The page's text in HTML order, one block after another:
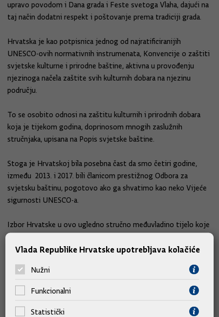
upravo povodom i Dana grada i Feste svetoga Vlaha, dajući na
taj način dodatni respekt i poštovanje prema tradiciji grada.
Hrvatska je kao potpisnica jednog od najratificiranijih
UNESCO-ovih normativnih instrumenata, Konvencije o zaštiti
svjetske kulturne i prirodne baštine, aktivna u provođenju
njezinoga načela zaštite svih kulturnih dobara na njezinu
području.
To se osobito odnosi na zaštitu kulturnih i prirodnih dobara
koja je tijekom godina, doprinosom mnogih zaslužnih
stručnjaka, upisana na Popis svjetske baštine.
Stoga je Hrvatskoj bila posebna čast da smo četiri godine,
između 2013. i 2017. bili članicom prestižnog Odbora za
svjetsku baštinu, pogotovo ako ga shvatimo kao neko Vijeće
sigurnosti UNESCO-a.
Izbor Hrvatske u ovo ugledno stručno međuvladino tijelo koje
odlučuje o baštini svijeta bila je potvrda naše izvrsnosti na
području zaštite prirodne i kulturne baštine.
Ona je svjedočila
i o visokom ugledu koji uživamo u UNESCO-
ovim stručnim tijelima na području međunarodne kulturne
suradnje.
Vlada Republike Hrvatske upotrebljava kolačiće
Nužni
Funkcionalni
Statistički